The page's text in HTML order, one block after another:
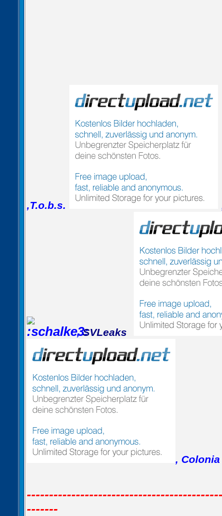
,T.o.b.s.
,SVLeaks
,
-------